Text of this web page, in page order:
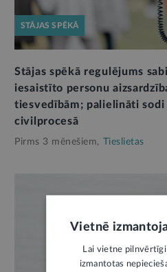
STĀJAS SPĒKĀ
Stājas spēkā regulējums
iesaistīto personu
tiesvedībām; palielināti sodi
civilprocesā
Pirms 3 mēnešiem, Tieslietas
Vietnē
Lai vietne
izmantotas